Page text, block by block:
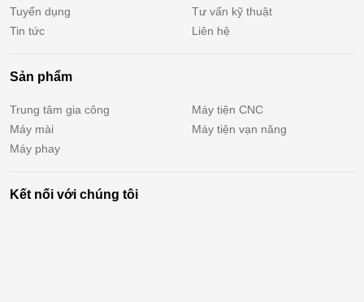
Tuyển dụng
Tư vấn kỹ thuật
Tin tức
Liên hệ
Sản phẩm
Trung tâm gia công
Máy tiện CNC
Máy mài
Máy tiện vạn năng
Máy phay
Kết nối với chúng tôi